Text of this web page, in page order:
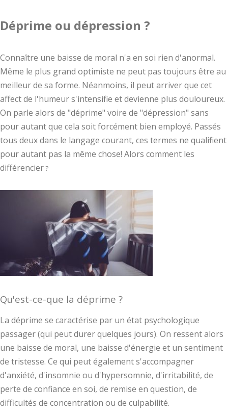
Déprime ou dépression ?
Connaître une baisse de moral n'a en soi rien d'anormal.
Même le plus grand optimiste ne peut pas toujours être au
meilleur de sa forme. Néanmoins, il peut arriver que cet
affect de l'humeur s'intensifie et devienne plus douloureux.
On parle alors de "déprime" voire de "dépression" sans
pour autant que cela soit forcément bien employé. Passés
tous deux dans le langage courant, ces termes ne qualifient
pour autant pas la même chose! Alors comment les
différencier ?
Qu'est-ce-que la déprime ?
La déprime se caractérise par un état psychologique
passager (qui peut durer quelques jours). On ressent alors
une baisse de moral, une baisse d'énergie et un sentiment
de tristesse. Ce qui peut également s'accompagner
d'anxiété, d'insomnie ou d'hypersomnie, d'irritabilité, de
perte de confiance en soi, de remise en question, de
difficultés de concentration ou de culpabilité.